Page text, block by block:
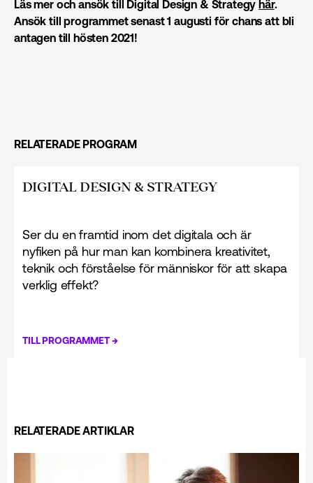
Läs mer och ansök till Digital Design & Strategy här.
Ansök till programmet senast 1 augusti för chans att bli
antagen till hösten 2021!
RELATERADE PROGRAM
DIGITAL DESIGN & STRATEGY
Ser du en framtid inom det digitala och är
nyfiken på hur man kan kombinera kreativitet,
teknik och förståelse för människor för att skapa
verklig effekt?
TILL PROGRAMMET→
RELATERADE ARTIKLAR